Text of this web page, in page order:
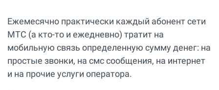
Ежемесячно практически каждый абонент сети
МТС (а кто-то и ежедневно) тратит на
мобильную связь определенную сумму денег: на
простые звонки, на смс сообщения, на интернет
и на прочие услуги оператора.